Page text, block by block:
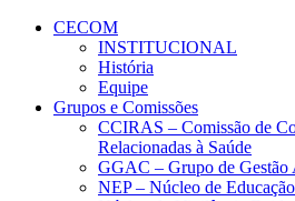
Conteúdo principal
CECOM
INSTITUCIONAL
História
Equipe
Grupos e Comissões
CCIRAS – Comissão de
Relacionadas à Saúde
GGAC – Grupo de Gestão
NEP – Núcleo de